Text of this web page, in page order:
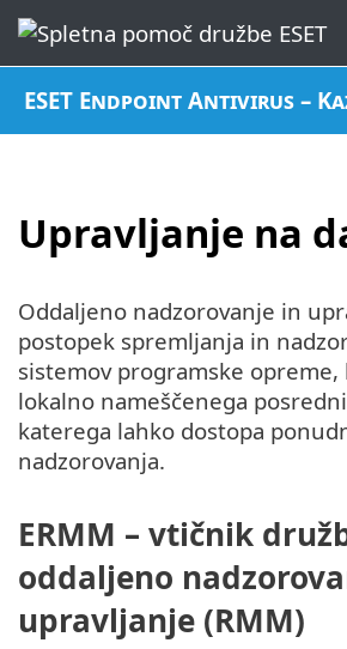
ESET Endpoint Antivirus –
Upravljanje na
Oddaljeno nadzorovanje in
postopek spremljanja in
sistemov programske opreme,
lokalno nameščenega
katerega lahko dostopa
nadzorovanja.
ERMM – vtičnik
oddaljeno
upravljanje (RMM)